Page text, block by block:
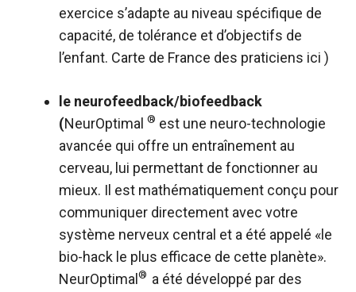
exercice s’adapte au niveau spécifique de
capacité, de tolérance et d’objectifs de
l’enfant. Carte de France des praticiens ici )
le neurofeedback/biofeedback
(NeurOptimal ® est une neuro-technologie
avancée qui offre un entraînement au
cerveau, lui permettant de fonctionner au
mieux. Il est mathématiquement conçu pour
communiquer directement avec votre
système nerveux central et a été appelé «le
bio-hack le plus efficace de cette planète».
NeurOptimal ® a été développé par des